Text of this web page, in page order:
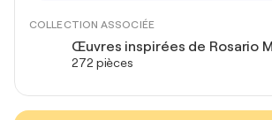
COLLECTION ASSOCIÉE
Œuvres inspirées de Rosario
272 pièces